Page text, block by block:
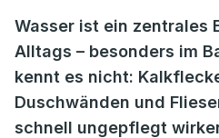
Wasser ist ein zentrales
Alltags – besonders im
kennt es nicht:
Duschwänden und
schnell ungepflegt